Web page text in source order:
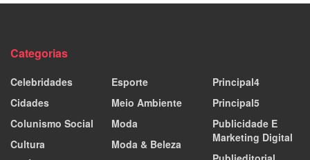
Categorias
Celebridades
Cidades
Colunismo Social
Cultura
Esporte
Meio Ambiente
Moda
Moda & Beleza
Principal4
Principal5
Publicidade E
Marketing Digital